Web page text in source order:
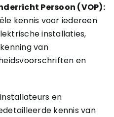
Persoon (VOP):
kennis voor iedereen
installaties,
van
en
en
kennis van